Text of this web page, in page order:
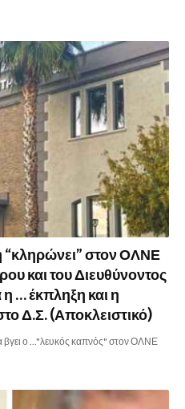
“κληρώνει” στον ΟΛΝΕ
και του Διευθύνοντος
… έκπληξη και η
Δ.Σ. (Αποκλειστικό)
ο ..."λευκός καπνός" στον ΟΛΝΕ